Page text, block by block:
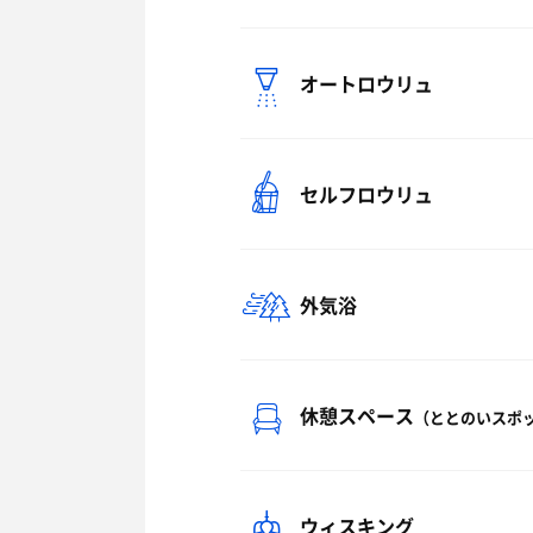
オートロウリュ
セルフロウリュ
外気浴
休憩スペース （ととのいスポ
ウィスキング